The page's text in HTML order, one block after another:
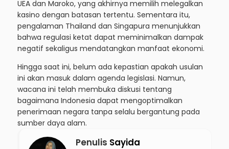
UEA dan Maroko, yang akhirnya memilih melegalkan
kasino dengan batasan tertentu. Sementara itu,
pengalaman Thailand dan Singapura menunjukkan
bahwa regulasi ketat dapat meminimalkan dampak
negatif sekaligus mendatangkan manfaat ekonomi.
Hingga saat ini, belum ada kepastian apakah usulan
ini akan masuk dalam agenda legislasi. Namun,
wacana ini telah membuka diskusi tentang
bagaimana Indonesia dapat mengoptimalkan
penerimaan negara tanpa selalu bergantung pada
sumber daya alam.
Penulis Sayida